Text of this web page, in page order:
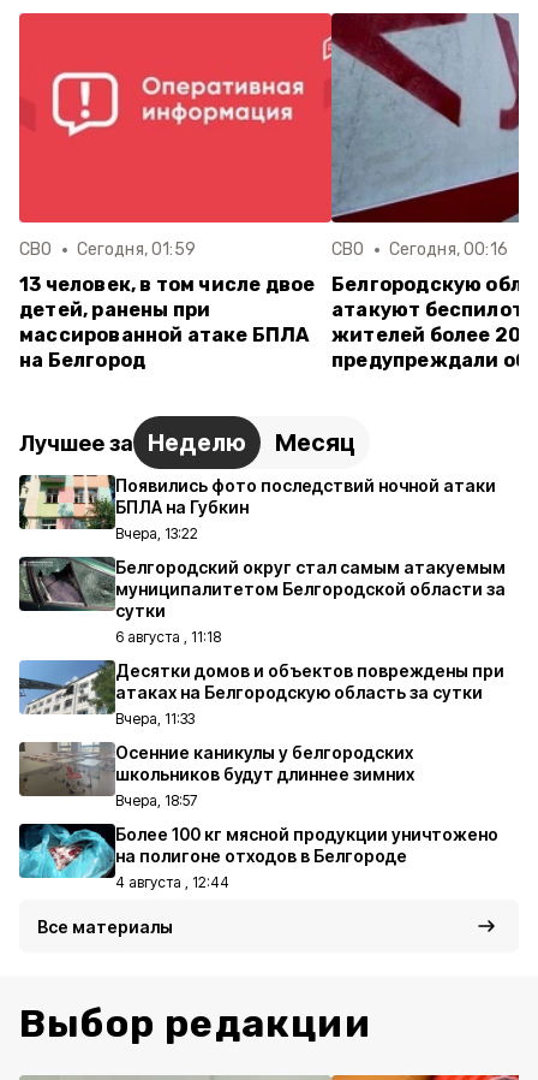
СВО Сегодня, 01:59
13 человек, в том числе двое
детей, ранены при
массированной атаке БПЛА
на Белгород
СВО Сегодня, 00:16
Белгородскую
атакуют
жителей более 20
предупреждали об
Лучшее за Неделю Месяц
Появились фото последствий ночной атаки
БПЛА на Губкин
Вчера, 13:22
Белгородский округ стал самым атакуемым
муниципалитетом Белгородской области за
сутки
6 августа , 11:18
Десятки домов и объектов повреждены при
атаках на Белгородскую область за сутки
Вчера, 11:33
Осенние каникулы у белгородских
школьников будут длиннее зимних
Вчера, 18:57
Более 100 кг мясной продукции уничтожено
на полигоне отходов в Белгороде
4 августа , 12:44
Все материалы
Выбор редакции